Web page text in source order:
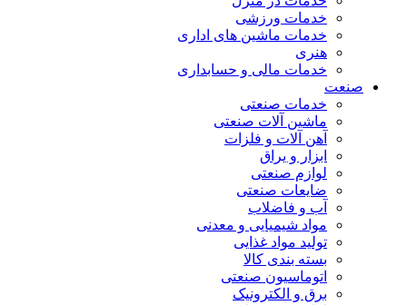
خدمات ورزشی
خدمات ماشین های اداری
هنری
خدمات مالی و حسابداری
صنعت
خدمات صنعتی
ماشین آلات صنعتی
آهن آلات و فلزات
ابزار و یراق
لوازم صنعتی
ضایعات صنعتی
آب و فاضلاب
مواد شیمیایی و معدنی
تولید مواد غذایی
بسته بندی کالا
اتوماسیون صنعتی
برق و الکترونیک